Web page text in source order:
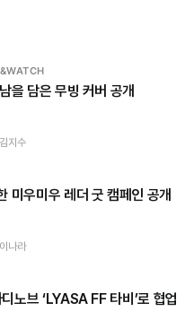
을 담은 무빙 커버 공개
지수
미우미우 레더 굿 캠페인 공개
나라
노브 ‘LYASA FF 타비’로 협업